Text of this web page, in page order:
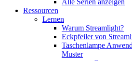
Ressourcen
Lernen
Warum Streamlight?
Eckpfeiler von
Taschenlampe
Muster